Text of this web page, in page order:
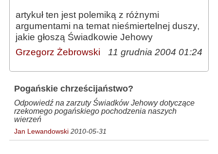
artykuł ten jest polemiką z różnymi
argumentami na temat nieśmiertelnej duszy,
jakie głoszą Świadkowie Jehowy
Grzegorz Żebrowski
11 grudnia 2004 01:24
Pogańskie chrześcijaństwo?
Odpowiedź na zarzuty Świadków Jehowy dotyczące
rzekomego pogańskiego pochodzenia naszych
wierzeń
Jan Lewandowski 2010-05-31